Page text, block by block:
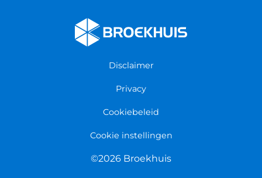
Algemene voorwaarden
Disclaimer
Privacy
Cookiebeleid
Cookie instellingen
©2026 Broekhuis